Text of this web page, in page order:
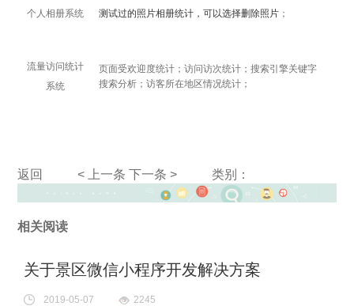
个人相册系统 测试过的照片相册统计，可以选择删除照片 ；
流量访问统计
系统
页面受欢迎度统计；访问访次统计；搜索引擎关键字
搜索分析；访客所在地区情况统计；
返回 < 上一条 下一条 > 类别：
相关阅读
关于景区微信小程序开发解决方案
2019-05-07 2245